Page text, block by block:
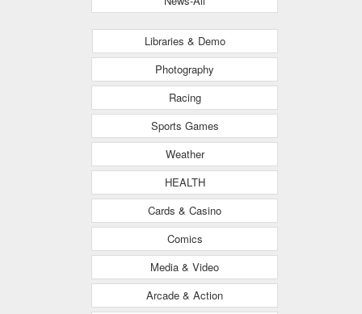
Libraries & Demo
Photography
Racing
Sports Games
Weather
HEALTH
Cards & Casino
Comics
Media & Video
Arcade & Action